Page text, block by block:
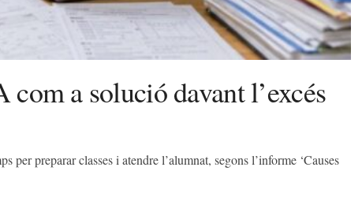
a solució davant l’excés
per preparar classes i atendre l’alumnat, segons l’informe ‘Causes